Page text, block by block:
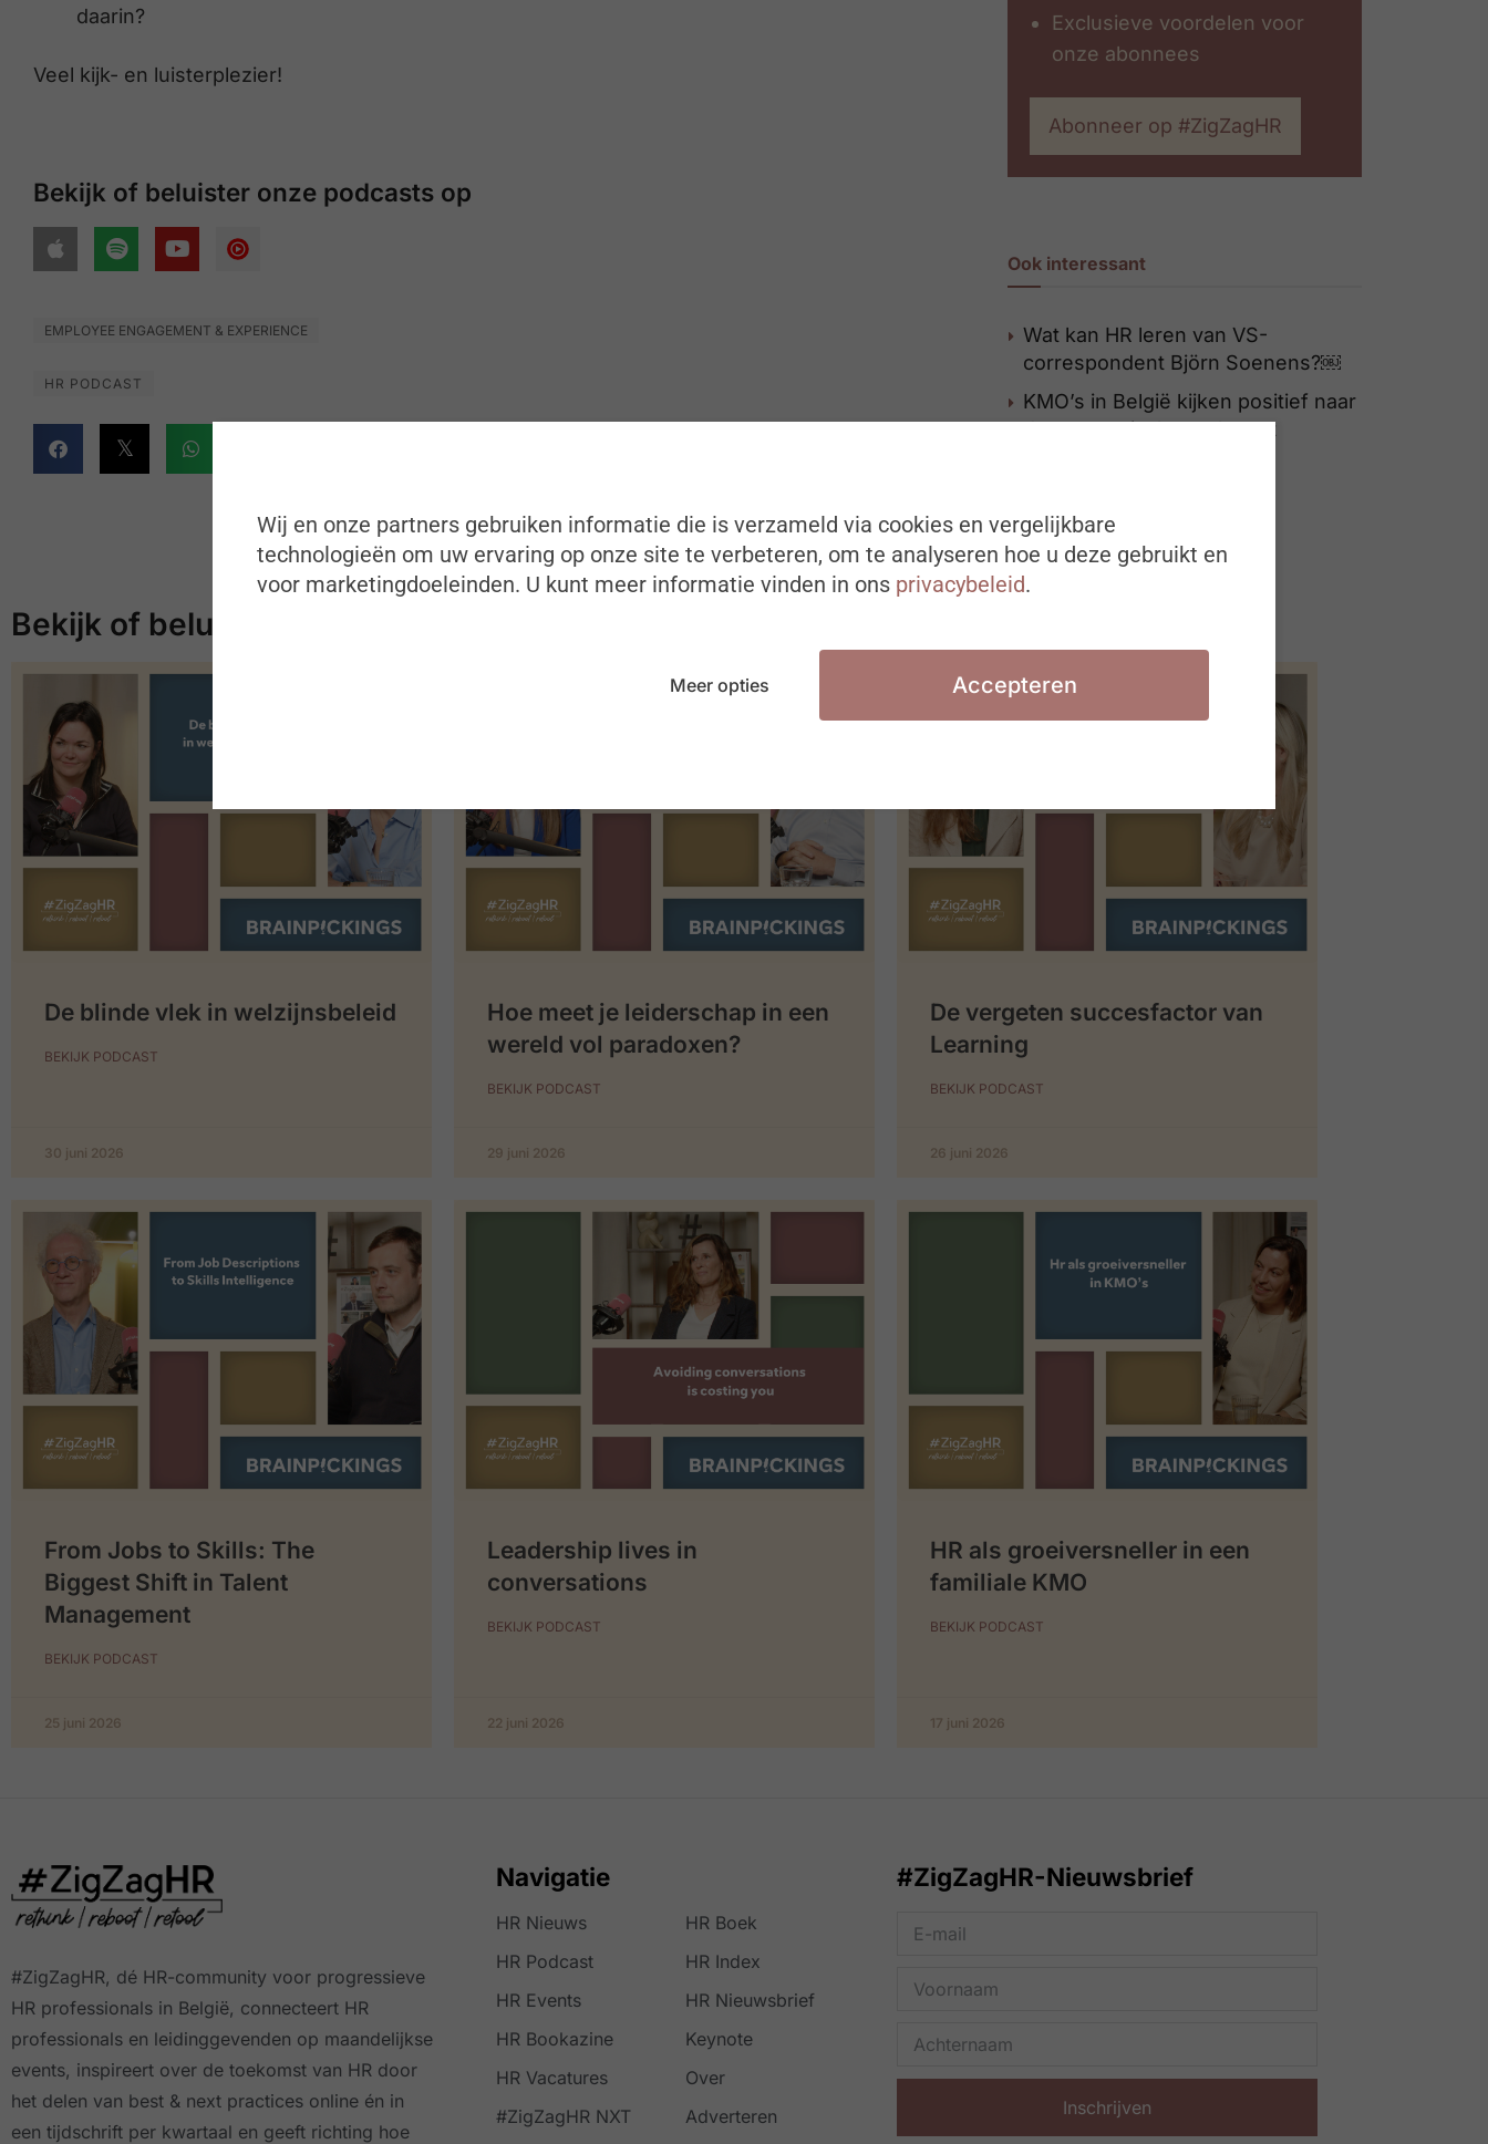
daarin?
Veel kijk- en luisterplezier!
Bekijk of beluister onze podcasts op
EMPLOYEE ENGAGEMENT & EXPERIENCE
HR PODCAST
Exclusieve voordelen voor
onze abonnees
Abonneer op #ZigZagHR
Ook interessant
Wat kan HR leren van VS-
correspondent Björn Soenens?￼
KMO’s in België kijken positief naar
de economische toekomst
Bekijk of beluister meer
De blinde vlek in welzijnsbeleid
BEKIJK PODCAST
30 juni 2026
Hoe meet je leiderschap in een
wereld vol paradoxen?
BEKIJK PODCAST
29 juni 2026
De vergeten succesfactor van
Learning
BEKIJK PODCAST
26 juni 2026
From Jobs to Skills: The
Biggest Shift in Talent
Management
BEKIJK PODCAST
25 juni 2026
Leadership lives in
conversations
BEKIJK PODCAST
22 juni 2026
HR als groeiversneller in een
familiale KMO
BEKIJK PODCAST
17 juni 2026
#ZigZagHR, dé HR-community voor progressieve
HR professionals in België, connecteert HR
professionals en leidinggevenden op maandelijkse
events, inspireert over de toekomst van HR door
het delen van best & next practices online én in
een tijdschrift per kwartaal en geeft richting hoe
Navigatie
HR Nieuws
HR Podcast
HR Events
HR Bookazine
HR Vacatures
#ZigZagHR NXT
HR Boek
HR Index
HR Nieuwsbrief
Keynote
Over
Adverteren
#ZigZagHR-Nieuwsbrief
Inschrijven
Wij en onze partners gebruiken informatie die is verzameld via cookies en vergelijkbare
technologieën om uw ervaring op onze site te verbeteren, om te analyseren hoe u deze gebruikt en
voor marketingdoeleinden. U kunt meer informatie vinden in ons privacybeleid.
Meer opties Accepteren